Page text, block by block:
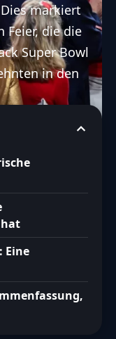
markiert
Feier, die die
Super Bowl
in den
Eine